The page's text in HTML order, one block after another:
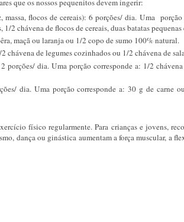
que os nossos pequenitos devem ingerir:
massa, flocos de cereais): 6 porções/ dia. Uma
2 chávena de flocos de cereais, duas batatas
maçã ou laranja ou 1/2 copo de sumo 100% natural.
chávena de legumes cozinhados ou 1/2 chávena de
porções/ dia. Uma porção corresponde a: 1/2
dia. Uma porção corresponde a: 30 g de carne
físico regularmente. Para crianças e jovens,
dança ou ginástica aumentam a força muscular, a